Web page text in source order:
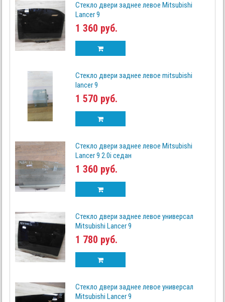
Стекло двери заднее левое Mitsubishi
Lancer 9
1 360 руб.
Стекло двери заднее левое mitsubishi
lancer 9
1 570 руб.
Стекло двери заднее левое Mitsubishi
Lancer 9 2.0i седан
1 360 руб.
Стекло двери заднее левое универсал
Mitsubishi Lancer 9
1 780 руб.
Стекло двери заднее левое универсал
Mitsubishi Lancer 9